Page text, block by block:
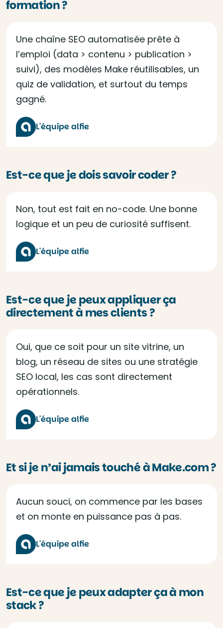
formation ?
Une chaîne SEO automatisée prête à
l’emploi (data > contenu > publication >
suivi), des modèles Make réutilisables, un
quiz de validation, et surtout du temps
gagné.
L'équipe alfie
Est-ce que je dois savoir coder ?
Non, tout est fait en no-code. Une bonne
logique et un peu de curiosité suffisent.
L'équipe alfie
Est-ce que je peux appliquer ça
directement à mes clients ?
Oui, que ce soit pour un site vitrine, un
blog, un réseau de sites ou une stratégie
SEO local, les cas sont directement
opérationnels.
L'équipe alfie
Et si je n’ai jamais touché à Make.com ?
Aucun souci, on commence par les bases
et on monte en puissance pas à pas.
L'équipe alfie
Est-ce que je peux adapter ça à mon
stack ?